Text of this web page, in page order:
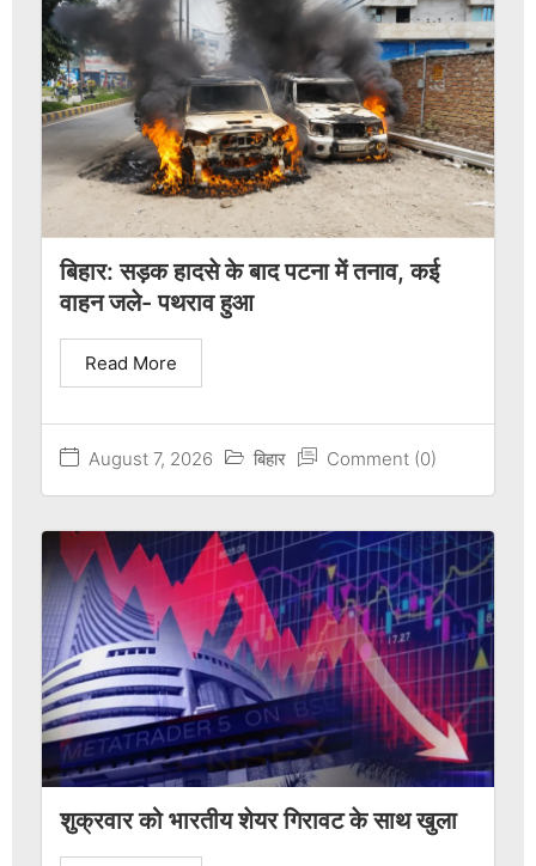
बिहार: सड़क हादसे के बाद पटना में तनाव, कई
वाहन जले- पथराव हुआ
August 7, 2026 बिहार Comment (0)
Read More
शुक्रवार को भारतीय शेयर गिरावट के साथ खुला